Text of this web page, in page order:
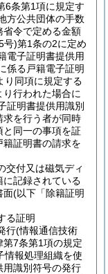
6条第1項に規定す
方公共団体の手数
省令で定める金額
号)第1条の2に定め
電子証明書提供用
係る戸籍電子証明
り同項に規定する
行われた場合に
証明書提供用識別
求を行う者が同時
と同一の事項を証
証明書の請求を
交付又は磁気ディ
記録されている
面(以下「除籍証明
る証明
行(情報通信技術
7条第1項の規定
情報処理組織を使
用識別符号の発行